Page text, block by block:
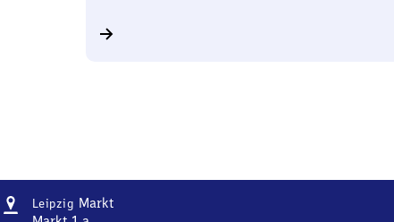
Adresse
Leipzig MarktLeipzig